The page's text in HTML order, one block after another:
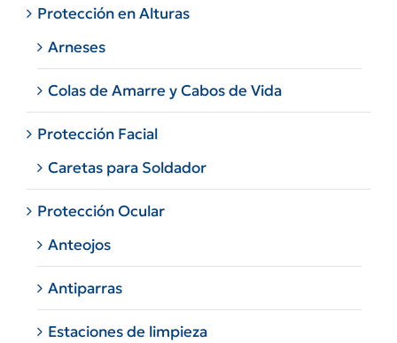
Protección en Alturas
Arneses
Colas de Amarre y Cabos de Vida
Protección Facial
Caretas para Soldador
Protección Ocular
Anteojos
Antiparras
Estaciones de limpieza